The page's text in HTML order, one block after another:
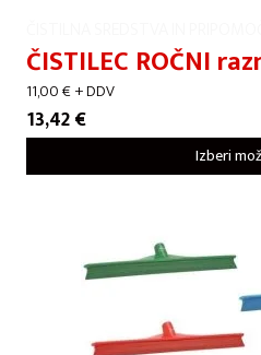
ČISTILEC ROČNI
11,00€+ DDV
13,42€
Izberi